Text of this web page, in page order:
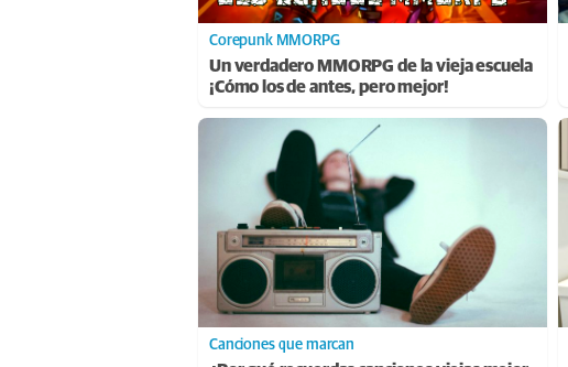
Corepunk MMORPG
Un verdadero MMORPG de la vieja escuela
¡Cómo los de antes, pero mejor!
Canciones que marcan